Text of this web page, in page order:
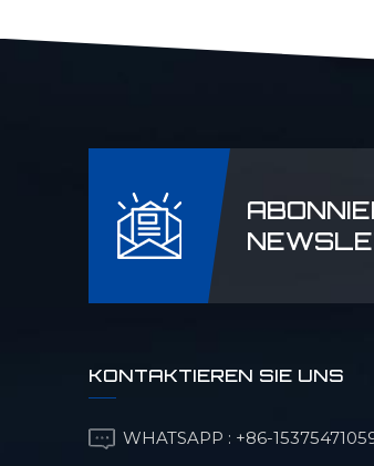
Teile
Teile für Erdöl- und
Chemiemaschinen
Präzisions-CNC-Teile
Militärmaschinen
KONTAKTIEREN SIE UNS
WHATSAPP : +86-